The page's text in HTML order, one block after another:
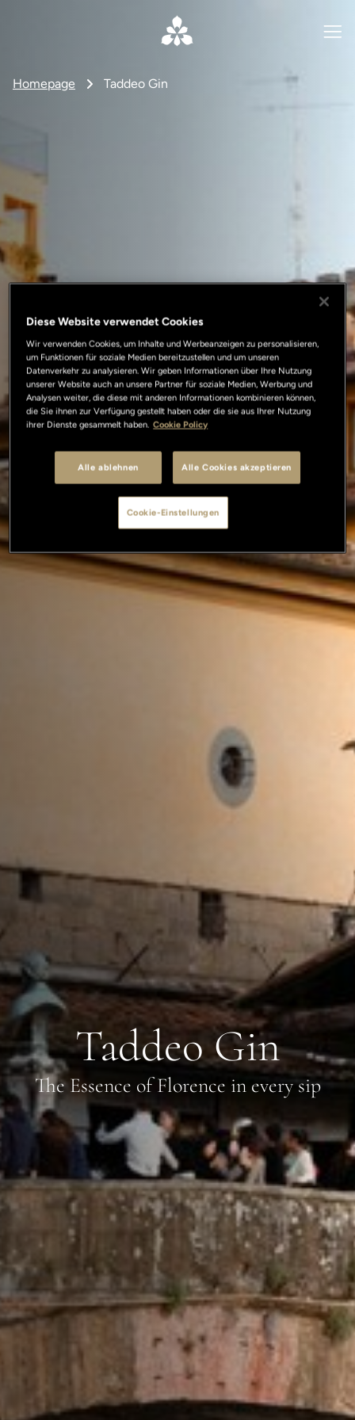
Homepage Taddeo Gin
Taddeo Gin
The Essence of Florence in every sip
Diese Website verwendet Cookies
Wir verwenden Cookies, um Inhalte und Werbeanzeigen zu personalisieren,
um Funktionen für soziale Medien bereitzustellen und um unseren
Datenverkehr zu analysieren. Wir geben Informationen über Ihre Nutzung
unserer Website auch an unsere Partner für soziale Medien, Werbung und
Analysen weiter, die diese mit anderen Informationen kombinieren können,
die Sie ihnen zur Verfügung gestellt haben oder die sie aus Ihrer Nutzung
ihrer Dienste gesammelt haben. Cookie Policy
Alle ablehnen Alle Cookies akzeptieren
Cookie-Einstellungen